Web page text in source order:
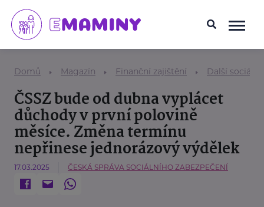
Domů Magazín Finanční zajištění Další sociální
ČSSZ bude od dubna vyplácet
důchody v první polovině
měsíce. Změna termínu
nepřinese jednorázový výdělek
17.03.2025 ČESKÁ SPRÁVA SOCIÁLNÍHO ZABEZPEČENÍ